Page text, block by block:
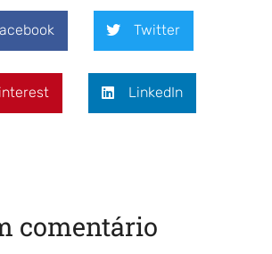
Twitter
LinkedIn
comentário